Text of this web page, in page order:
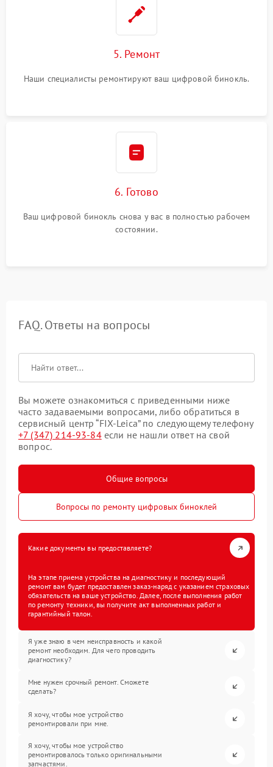
5. Ремонт
Наши специалисты ремонтируют ваш цифровой бинокль.
6. Готово
Ваш цифровой бинокль снова у вас в полностью рабочем
состоянии.
FAQ. Ответы на вопросы
Вы можете ознакомиться с приведенными ниже
часто задаваемыми вопросами, либо обратиться в
сервисный центр “FIX-Leica” по следующему телефону
+7 (347) 214-93-84если не нашли ответ на свой
вопрос.
Общие вопросы
Вопросы по ремонту цифровых биноклей
Какие документы вы предоставляете?
На этапе приема устройства на диагностику и последующий
ремонт вам будет предоставлен заказ-наряд с указанием страховых
обязательств на ваше устройство. Далее, после выполнения работ
по ремонту техники, вы получите акт выполненных работ и
гарантийный талон.
Я уже знаю в чем неисправность и какой
ремонт необходим. Для чего проводить
диагностику?
Мне нужен срочный ремонт. Сможете
сделать?
Я хочу, чтобы мое устройство
ремонтировали при мне.
Я хочу, чтобы мое устройство
ремонтировалось только оригинальными
запчастями.